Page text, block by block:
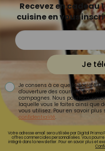
Recevez en cadeau
cuisine en vous
Je
Je consens à ce que la société
d'ouverture des courriels pour
campagnes. Nous pourrons
laquelle vous le faites ainsi que
vous utilisez. Pour en savoir plus
confidentialité.
Votre adresse email sera utilisée par Digital
offres commerciales personnalisées. Vous
intégré dans la newsletter. Pour en savoir plus et